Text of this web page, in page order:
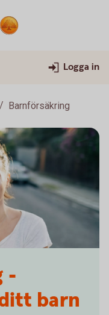
Logga in
Barnförsäkring
-
barn